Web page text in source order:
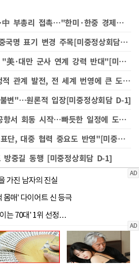
구윤철, 美 재무장관·中 부총리 접촉…"한미·한중 경제협력 강화"
루비오 방중 앞두고 중국명 표기 변경 주목[미중정상회담 D-1]
中 트럼프 도착 직전 "美·대만 군사 연계 강력 반대"[미중정상회담 D-1]
이 대통령 "미중 안정적 관계 발전, 전 세계 번영에 큰 도움될 것"
변"…원론적 입장[미중정상회담 D-1]
베선트·허리펑 인천공항서 회동 시작…빠듯한 일정에 도시락 끼니(종합)
中관영지 "美기업 대표단, 대중 협력 중요도 반영"[미중정상회담 D-1]
중길 동행 [미중정상회담 D-1]